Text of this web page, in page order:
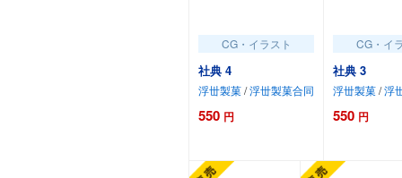
CG・イラスト
社典 4
浮丗製菓/浮丗製菓合同
550 円
CG・イ
社典 3
浮丗製菓/浮
550 円